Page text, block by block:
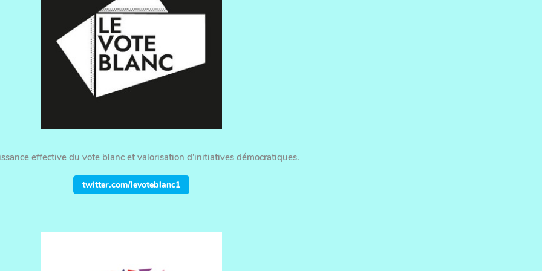
effective du vote blanc et valorisation d'initiatives démocratiques.
twitter.com/levoteblanc1